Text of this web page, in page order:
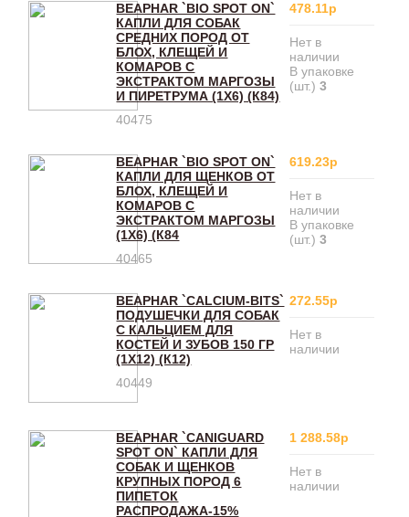
BEAPHAR `BIO SPOT ON`
КАПЛИ ДЛЯ СОБАК
СРЕДНИХ ПОРОД ОТ
БЛОХ, КЛЕЩЕЙ И
КОМАРОВ С
ЭКСТРАКТОМ МАРГОЗЫ
И ПИРЕТРУМА (1Х6) (К84)
40475
478.11р
Нет в
наличии
В упаковке
(шт.)3
BEAPHAR `BIO SPOT ON`
КАПЛИ ДЛЯ ЩЕНКОВ ОТ
БЛОХ, КЛЕЩЕЙ И
КОМАРОВ С
ЭКСТРАКТОМ МАРГОЗЫ
(1Х6) (К84
40465
619.23р
Нет в
наличии
В упаковке
(шт.)3
BEAPHAR `CALCIUM-BITS`
ПОДУШЕЧКИ ДЛЯ СОБАК
С КАЛЬЦИЕМ ДЛЯ
КОСТЕЙ И ЗУБОВ 150 ГР
(1Х12) (К12)
40449
272.55р
Нет в
наличии
BEAPHAR `CANIGUARD
SPOT ON` КАПЛИ ДЛЯ
СОБАК И ЩЕНКОВ
КРУПНЫХ ПОРОД 6
ПИПЕТОК
РАСПРОДАЖА-15%
1 288.58р
Нет в
наличии